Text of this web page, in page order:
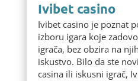
Ivibet casino
Ivibet casino je poznat
izboru igara koje
igrača, bez obzira na
iskustvo. Bilo da ste
casina ili iskusni igrač,